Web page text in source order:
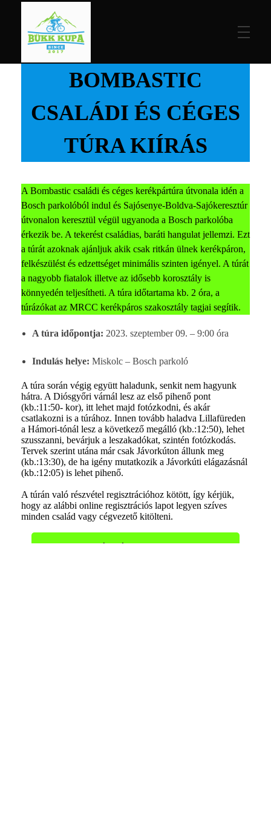
BOMBASTIC
CSALÁDI ÉS CÉGES
TÚRA KIÍRÁS
A Bombastic családi és céges kerékpártúra útvonala idén a
Bosch parkolóból indul és Sajósenye-Boldva-Sajókeresztúr
útvonalon keresztül végül ugyanoda a Bosch parkolóba
érkezik be. A tekerést családias, baráti hangulat jellemzi. Ezt
a túrát azoknak ajánljuk akik csak ritkán ülnek kerékpáron,
felkészülést és edzettséget minimális szinten igényel. A túrát
a nagyobb fiatalok illetve az idősebb korosztály is
könnyedén teljesítheti. A túra időtartama kb. 2 óra, a
túrázókat az MRCC kerékpáros szakosztály tagjai segítik.
A túra időpontja: 2023. szeptember 09. – 9:00 óra
Indulás helye: Miskolc – Bosch parkoló
A túra során végig együtt haladunk, senkit nem hagyunk
hátra. A Diósgyőri várnál lesz az első pihenő pont
(kb.:11:50- kor), itt lehet majd fotózkodni, és akár
csatlakozni is a túrához. Innen tovább haladva Lillafüreden
a Hámori-tónál lesz a következő megálló (kb.:12:50), lehet
szusszanni, bevárjuk a leszakadókat, szintén fotózkodás.
Tervek szerint utána már csak Jávorkúton állunk meg
(kb.:13:30), de ha igény mutatkozik a Jávorkúti elágazásnál
(kb.:12:05) is lehet pihenő.
A túrán való részvétel regisztrációhoz kötött, így kérjük,
hogy az alábbi online regisztrációs lapot legyen szíves
minden család vagy cégvezető kitölteni.